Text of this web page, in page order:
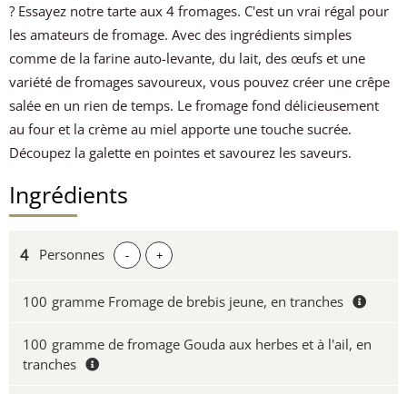
? Essayez notre tarte aux 4 fromages. C'est un vrai régal pour
les amateurs de fromage. Avec des ingrédients simples
comme de la farine auto-levante, du lait, des œufs et une
variété de fromages savoureux, vous pouvez créer une crêpe
salée en un rien de temps. Le fromage fond délicieusement
au four et la crème au miel apporte une touche sucrée.
Découpez la galette en pointes et savourez les saveurs.
Ingrédients
Personnes - +
100 gramme Fromage de brebis jeune, en tranches
100 gramme de fromage Gouda aux herbes et à l'ail, en
tranches